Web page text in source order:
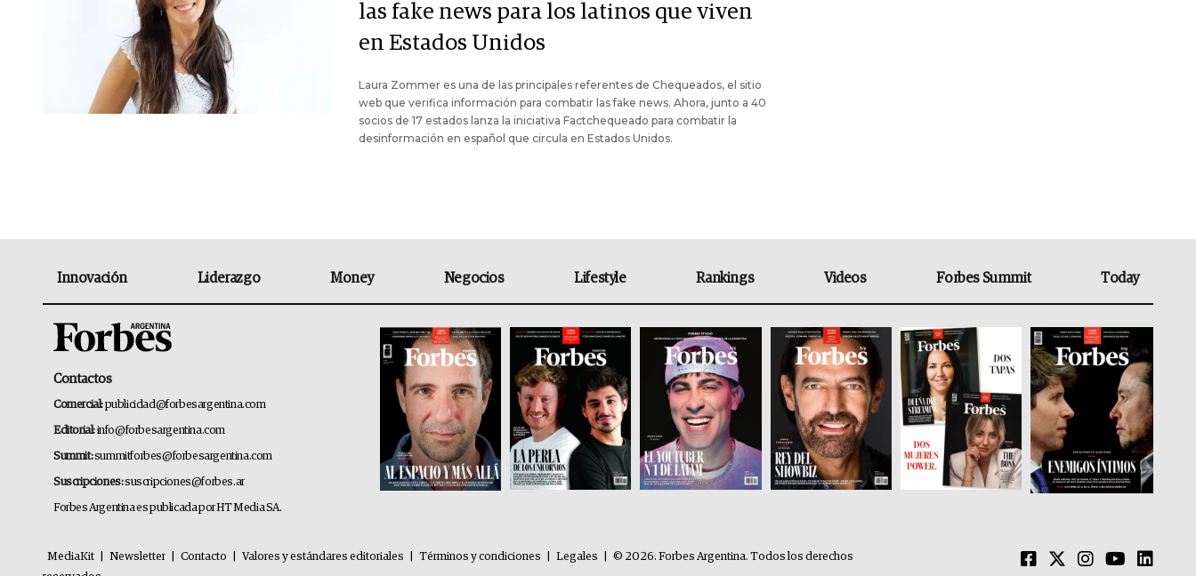
las fake news para los latinos que viven
en Estados Unidos
Laura Zommer es una de las principales referentes de Chequeados, el sitio
web que verifica información para combatir las fake news. Ahora, junto a 40
socios de 17 estados lanza la iniciativa Factchequeado para combatir la
desinformación en español que circula en Estados Unidos.
Innovación Liderazgo Money Negocios Lifestyle Rankings Videos Forbes Summit Today
Contactos
Comercial:publicidad@forbesargentina.com
Editorial:info@forbesargentina.com
Summit:summitforbes@forbesargentina.com
Suscripciones:suscripciones@forbes.ar
Forbes Argentina es publicada por HT Media SA.
MediaKit Newsletter Contacto Valores y estándares editoriales Términos y condiciones Legales
© 2026. Forbes Argentina. Todos los derechos